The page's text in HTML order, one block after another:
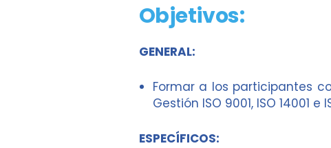
Objetivos:
GENERAL:
Formar a los participantes
Gestión ISO 9001, ISO 14001 e
ESPECÍFICOS: